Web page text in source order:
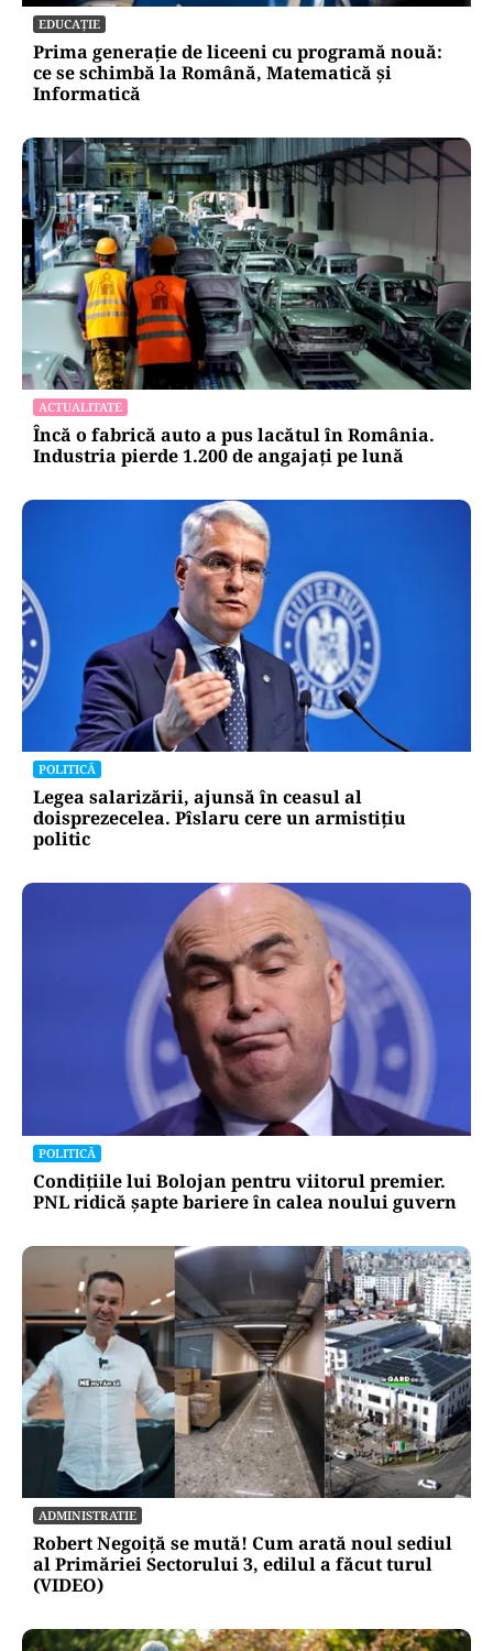
EDUCAȚIE
Prima generație de liceeni cu programă nouă:
ce se schimbă la Română, Matematică și
Informatică
ACTUALITATE
Încă o fabrică auto a pus lacătul în România.
Industria pierde 1.200 de angajați pe lună
POLITICĂ
Legea salarizării, ajunsă în ceasul al
doisprezecelea. Pîslaru cere un armistițiu
politic
POLITICĂ
Condițiile lui Bolojan pentru viitorul premier.
PNL ridică șapte bariere în calea noului guvern
ADMINISTRATIE
Robert Negoiță se mută! Cum arată noul sediul
al Primăriei Sectorului 3, edilul a făcut turul
(VIDEO)